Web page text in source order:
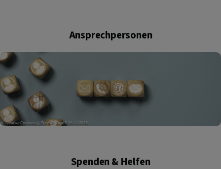
Ansprechpersonen
Spenden & Helfen